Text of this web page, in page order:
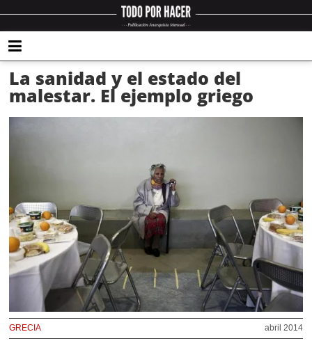
La sanidad y el estado del
malestar. El ejemplo griego
abril 2014
GRECIA